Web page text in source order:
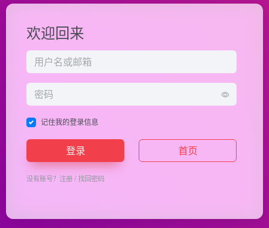
欢迎回来
记住我的登录信息
登录 首页
没有账号？ 注册/找回密码